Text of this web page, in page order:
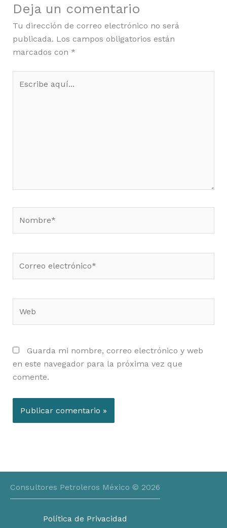
Deja un comentario
Tu dirección de correo electrónico no será
publicada. Los campos obligatorios están
marcados con *
aquí...
electrónico*
Guarda mi nombre, correo electrónico y web
en este navegador para la próxima vez que
comente.
Consultores Petroleros México © 2026
Política de Privacidad